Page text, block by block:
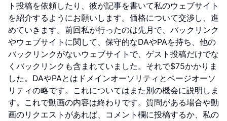
ト投稿を依頼したり、彼が記事を書いて私のウェブサイト
を紹介するようにお願いします。価格について交渉し、進
めていきます。前回私が行ったのは先月で、バックリンク
やウェブサイトに関して、保守的なDAやPAを持ち、他の
バックリンクがないウェブサイトで、ゲスト投稿だけでな
くバックリンクも含まれていました。それで$75かかりま
した。DAやPAとはドメインオーソリティとページオーソ
リティの略です。これについてはまた別の機会に説明しま
す。これで動画の内容は終わりです。質問がある場合や動
画のリクエストがあれば、コメント欄に投稿するか、私の